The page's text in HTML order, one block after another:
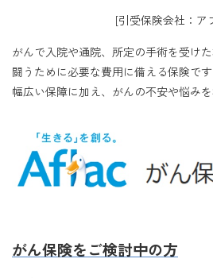
[引受保険会社：ア
がんで入院や通院、所定の手術を受け
闘うために必要な費用に備える保険です
幅広い保障に加え、がんの不安や悩みを
がん保険をご検討中の方